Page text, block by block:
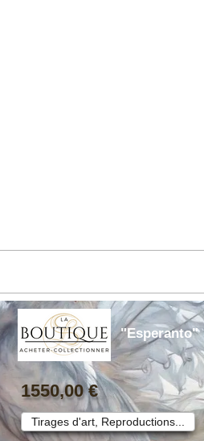
"Esperanto"
1550,00 €
Tirages d'art, Reproductions...